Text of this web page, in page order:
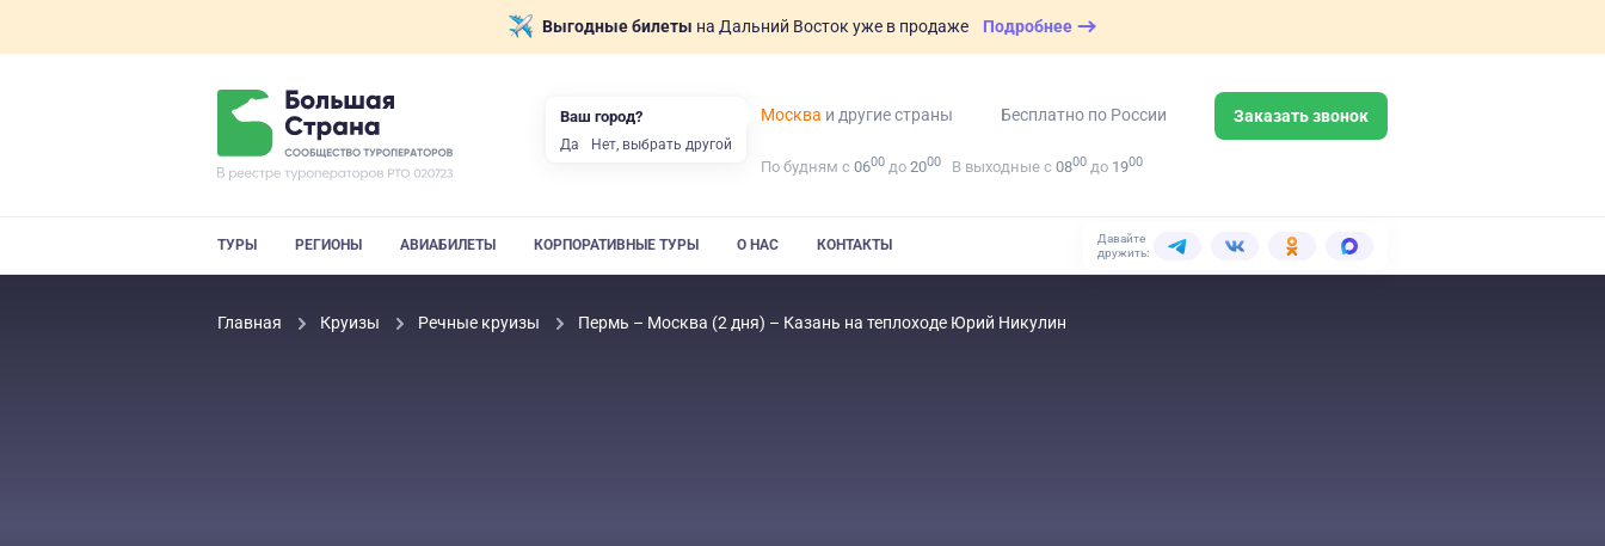
Выгодные билеты на Дальний Восток уже в продаже Подробнее
Москва и другие страны Бесплатно по России Заказать звонок
По будням с 0600 до 2000 В выходные с 0800 до 1900
ТУРЫ РЕГИОНЫ АВИАБИЛЕТЫ КОРПОРАТИВНЫЕ ТУРЫ О НАС КОНТАКТЫ
Давайте
дружить:
Главная Круизы Речные круизы Пермь – Москва (2 дня) – Казань на теплоходе Юрий Никулин
Ваш город?
Да Нет, выбрать другой